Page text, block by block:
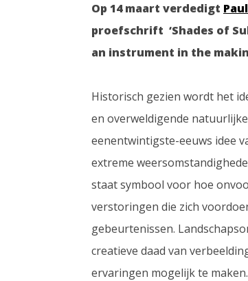
Op 14 maart verdedigt
proefschrift ‘Shades of
an instrument in the
Historisch gezien wordt het
en overweldigende
eenentwintigste-eeuws idee
extreme
staat symbool voor hoe
verstoringen die zich
gebeurtenissen.
​​creatieve daad van
ervaringen mogelijk te